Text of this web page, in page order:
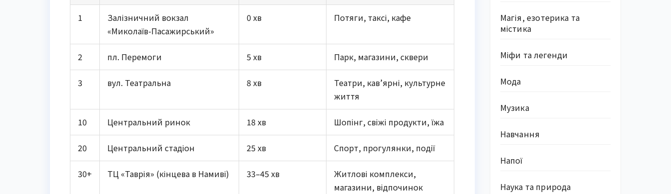
1
Залізничний вокзал
«Миколаїв-Пасажирський»
0 хв Потяги, таксі, кафе
2 пл. Перемоги 5 хв Парк, магазини, сквери
3 вул. Театральна 8 хв
Театри, кав’ярні, культурне
життя
10 Центральний ринок 18 хв Шопінг, свіжі продукти, їжа
20 Центральний стадіон 25 хв Спорт, прогулянки, події
30+ ТЦ «Таврія» (кінцева в Намиві) 33–45 хв
Житлові комплекси,
магазини, відпочинок
Магія, езотерика та
містика
Міфи та легенди
Мода
Музика
Навчання
Напої
Наука та природа